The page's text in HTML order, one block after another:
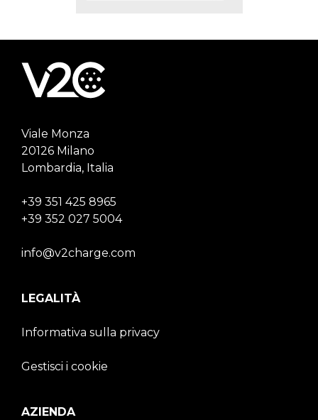
Viale Monza
20126 Milano
Lombardia, Italia
+39 351 425 8965
+39 352 027 5004
info@v2charge.com
LEGALITÀ
Informativa sulla privacy
Gestisci i cookie
AZIENDA